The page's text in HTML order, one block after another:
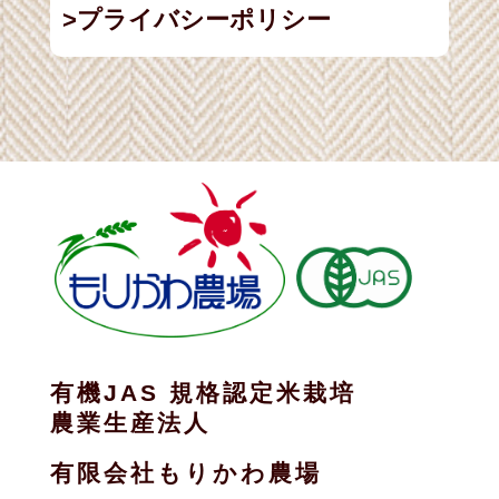
プライバシーポリシー
有機JAS 規格認定米栽培
農業生産法人
有限会社もりかわ農場